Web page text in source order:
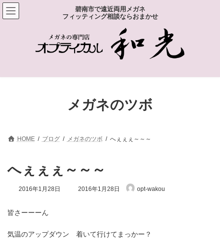
コ
ン
テ
ナ
ビ
ゲ
碧南市で遠近両用メガネ
フィッティング相談ならおまかせ
メガネのツボ
HOME ブログ メガネのツボ へぇぇぇ～～～
へぇぇぇ～～～
2016年1月28日
最
:
2016年1月28日 opt-wakou
皆さーーーん
気温のアップダウン 着いて行けてまっかー？